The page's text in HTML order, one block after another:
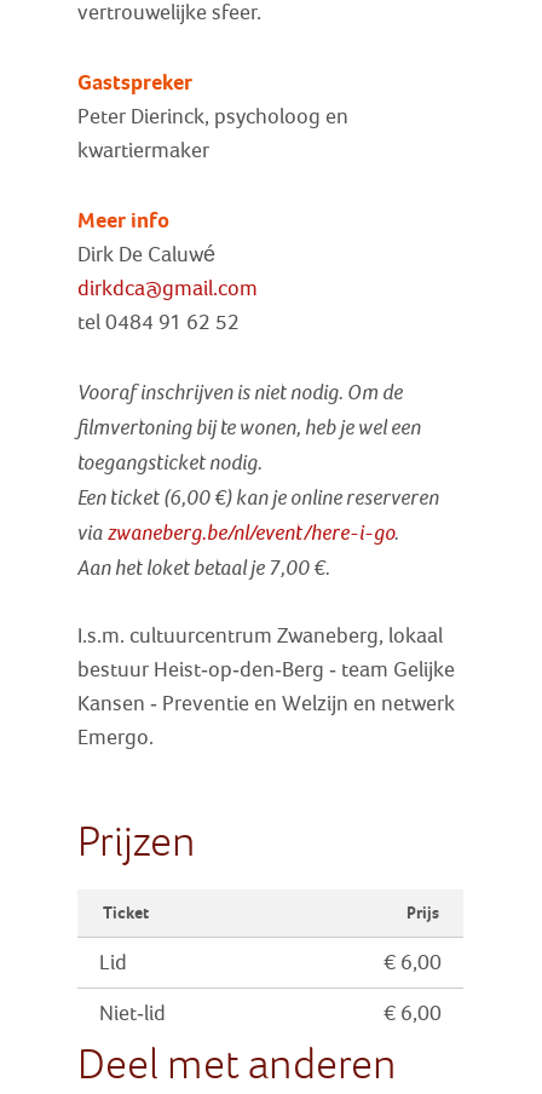
vertrouwelijke sfeer.
Gastspreker
Peter Dierinck, psycholoog en
kwartiermaker
Meer info
Dirk De Caluwé
dirkdca@gmail.com
tel 0484 91 62 52
Vooraf inschrijven is niet nodig. Om de
filmvertoning bij te wonen, heb je wel een
toegangsticket nodig.
Een ticket (6,00 €) kan je online reserveren
via zwaneberg.be/nl/event/here-i-go.
Aan het loket betaal je 7,00 €.
I.s.m. cultuurcentrum Zwaneberg, lokaal
bestuur Heist-op-den-Berg - team Gelijke
Kansen - Preventie en Welzijn en netwerk
Emergo.
Prijzen
Ticket Prijs
Lid € 6,00
Niet-lid € 6,00
Deel met anderen